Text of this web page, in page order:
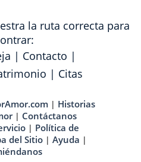
la ruta correcta para
| Contacto |
| Citas
| Historias
| Contáctanos
| Política de
del Sitio | Ayuda |